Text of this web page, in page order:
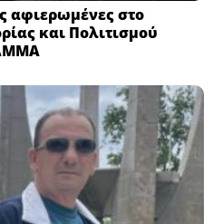
αφιερωμένες στο
και Πολιτισμού